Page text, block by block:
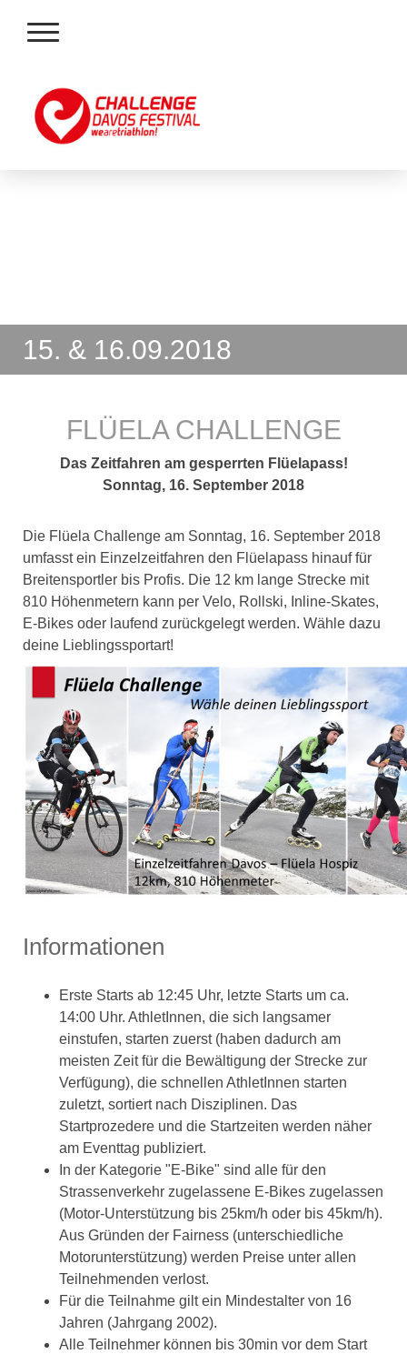
15. & 16.09.2018
FLÜELA CHALLENGE
Das Zeitfahren am gesperrten Flüelapass!
Sonntag, 16. September 2018
Die Flüela Challenge am Sonntag, 16. September 2018
umfasst ein Einzelzeitfahren den Flüelapass hinauf für
Breitensportler bis Profis. Die 12 km lange Strecke mit
810 Höhenmetern kann per Velo, Rollski, Inline-Skates,
E-Bikes oder laufend zurückgelegt werden. Wähle dazu
deine Lieblingssportart!
Informationen
Erste Starts ab 12:45 Uhr, letzte Starts um ca.
14:00 Uhr. AthletInnen, die sich langsamer
einstufen, starten zuerst (haben dadurch am
meisten Zeit für die Bewältigung der Strecke zur
Verfügung), die schnellen AthletInnen starten
zuletzt, sortiert nach Disziplinen. Das
Startprozedere und die Startzeiten werden näher
am Eventtag publiziert.
In der Kategorie "E-Bike" sind alle für den
Strassenverkehr zugelassene E-Bikes zugelassen
(Motor-Unterstützung bis 25km/h oder bis 45km/h).
Aus Gründen der Fairness (unterschiedliche
Motorunterstützung) werden Preise unter allen
Teilnehmenden verlost.
Für die Teilnahme gilt ein Mindestalter von 16
Jahren (Jahrgang 2002).
Alle Teilnehmer können bis 30min vor dem Start